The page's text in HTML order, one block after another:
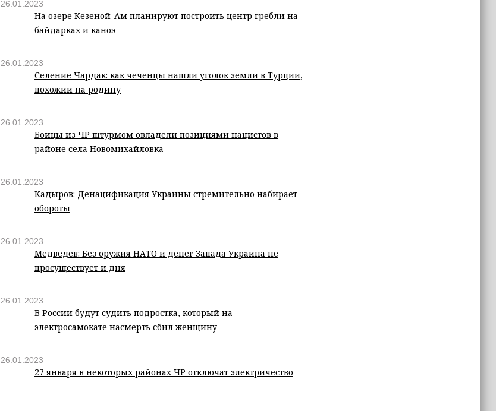
26.01.2023
На озере Кезеной-Ам планируют построить центр гребли на
байдарках и каноэ
26.01.2023
Селение Чардак: как чеченцы нашли уголок земли в Турции,
похожий на родину
26.01.2023
Бойцы из ЧР штурмом овладели позициями нацистов в
районе села Новомихайловка
26.01.2023
Кадыров: Денацификация Украины стремительно набирает
обороты
26.01.2023
Медведев: Без оружия НАТО и денег Запада Украина не
просуществует и дня
26.01.2023
В России будут судить подростка, который на
электросамокате насмерть сбил женщину
26.01.2023
27 января в некоторых районах ЧР отключат электричество